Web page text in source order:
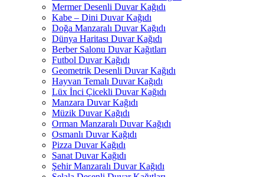
Mermer Desenli Duvar Kağıdı
Kabe – Dini Duvar Kağıdı
Doğa Manzaralı Duvar Kağıdı
Dünya Haritası Duvar Kağıdı
Berber Salonu Duvar Kağıtları
Futbol Duvar Kağıdı
Geometrik Desenli Duvar Kağıdı
Hayvan Temalı Duvar Kağıdı
Lüx İnci Çicekli Duvar Kağıdı
Manzara Duvar Kağıdı
Müzik Duvar Kağıdı
Orman Manzaralı Duvar Kağıdı
Osmanlı Duvar Kağıdı
Pizza Duvar Kağıdı
Sanat Duvar Kağıdı
Şehir Manzaralı Duvar Kağıdı